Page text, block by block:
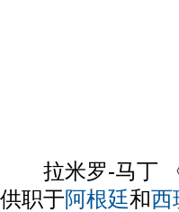
拉米罗-马丁
供职于阿根廷和西